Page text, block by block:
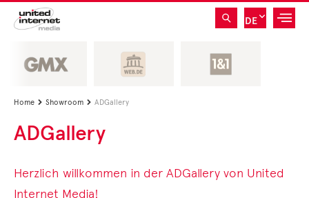
DE
Home  Showroom  ADGallery
ADGallery
Herzlich willkommen in der ADGallery von United
Internet Media!